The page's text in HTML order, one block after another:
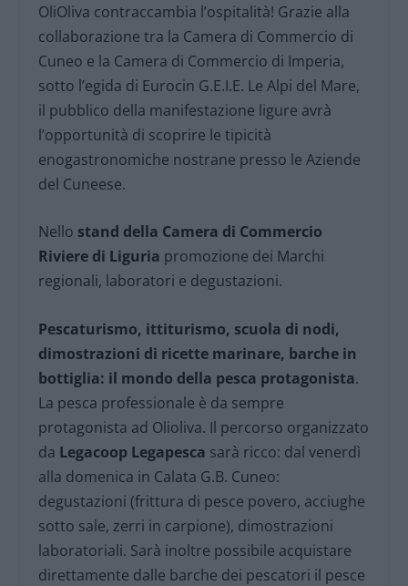
OliOliva contraccambia l’ospitalità! Grazie alla
collaborazione tra la Camera di Commercio di
Cuneo e la Camera di Commercio di Imperia,
sotto l’egida di Eurocin G.E.I.E. Le Alpi del Mare,
il pubblico della manifestazione ligure avrà
l’opportunità di scoprire le tipicità
enogastronomiche nostrane presso le Aziende
del Cuneese.
Nello stand della Camera di Commercio
Riviere di Liguria promozione dei Marchi
regionali, laboratori e degustazioni.
Pescaturismo, ittiturismo, scuola di nodi,
dimostrazioni di ricette marinare, barche in
bottiglia: il mondo della pesca protagonista.
La pesca professionale è da sempre
protagonista ad Olioliva. Il percorso organizzato
da Legacoop Legapesca sarà ricco: dal venerdì
alla domenica in Calata G.B. Cuneo:
degustazioni (frittura di pesce povero, acciughe
sotto sale, zerri in carpione), dimostrazioni
laboratoriali. Sarà inoltre possibile acquistare
direttamente dalle barche dei pescatori il pesce